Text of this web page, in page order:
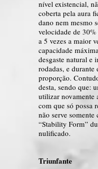
nível existencial,
coberta pela aura
dano nem mesmo
velocidade de
a 5 vezes a maior
capacidade
desgaste natural e
rodadas, e durante
proporção.
desta, sendo que:
utilizar novamente
com que só possa
não serve
“Stability Form”
nulificado.
Triunfante